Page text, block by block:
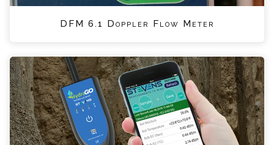
DFM 6.1 Doppler Flow Meter